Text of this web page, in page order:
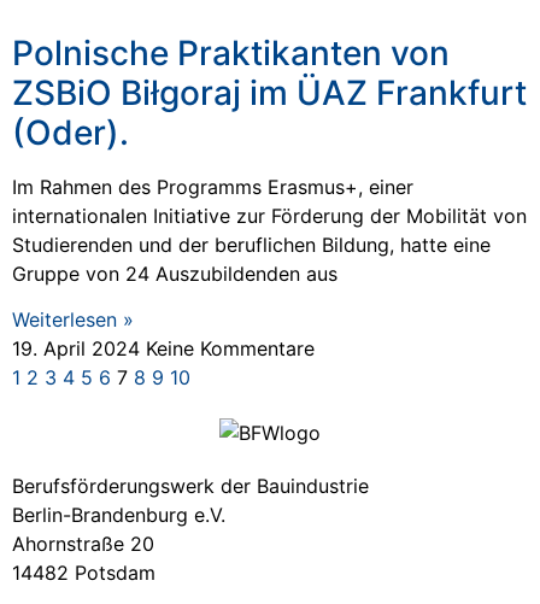
Polnische Praktikanten von
ZSBiO Biłgoraj im ÜAZ Frankfurt
(Oder).
Im Rahmen des Programms Erasmus+, einer
internationalen Initiative zur Förderung der Mobilität von
Studierenden und der beruflichen Bildung, hatte eine
Gruppe von 24 Auszubildenden aus
Weiterlesen »
19. April 2024 Keine Kommentare
1 2 3 4 5 6 7 8 9 10
Berufsförderungswerk der Bauindustrie
Berlin-Brandenburg e.V.
Ahornstraße 20
14482 Potsdam